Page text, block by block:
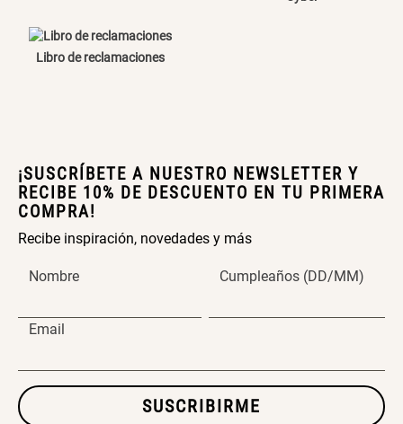
Libro de reclamaciones
¡SUSCRÍBETE A NUESTRO NEWSLETTER Y
RECIBE 10% DE DESCUENTO EN TU PRIMERA
COMPRA!
Recibe inspiración, novedades y más
Nombre Cumpleaños (DD/MM)
Email
SUSCRIBIRME
Cama Nido Grande para Perros
S/ 35.90 S/ 30.50